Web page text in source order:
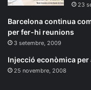
23
Barcelona continua
per fer-hi reunions
3 setembre, 2009
Injecció econòmica per
25 novembre, 2008